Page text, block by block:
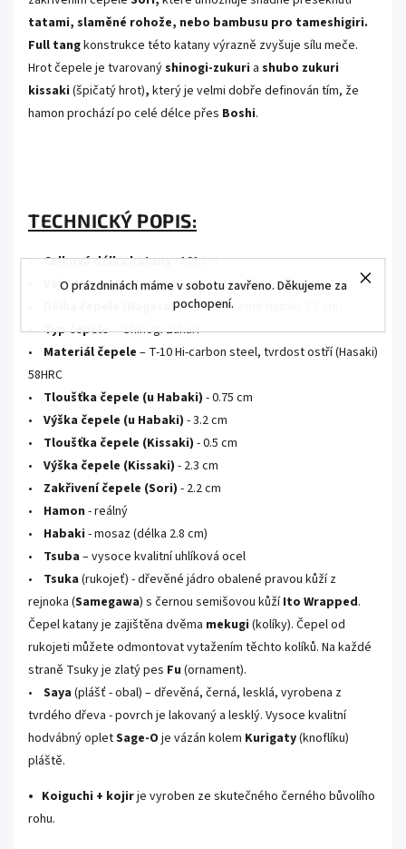
O prázdninách máme v sobotu zavřeno. Děkujeme za
pochopení.
tatami, slaměné rohože, nebo bambusu pro tameshigiri.
Full tangkonstrukce této katany výrazně zvyšuje sílu meče.
Hrot čepele je tvarovanýshinogi-zukuri a shubo zukuri
kissaki (špičatý hrot), který je velmi dobře definován tím, že
hamon prochází po celé délce přes Boshi.
TECHNICKÝ POPIS:
•Celková délka katany- 101 cm
Váha katany- 1390 g
Délka čepele (Nagasa)– 74 cm (včetně Habaki 2.8 cm)
•Typ čepele– Shinogi Zukuri
•
Materiál čepele – T-10 Hi-carbon steel, tvrdost ostří (Hasaki)
58HRC
•
Tloušťka čepele (u Habaki) - 0.75 cm
•
Výška čepele (u Habaki) - 3.2 cm
• Tloušťka čepele (Kissaki) - 0.5 cm
• Výška čepele (Kissaki) - 2.3 cm
• Zakřivení čepele (Sori) - 2.2 cm
•
Hamon - reálný
• Habaki - mosaz (délka 2.8 cm)
• Tsuba – vysoce kvalitní uhlíková ocel
• Tsuka (rukojeť) - dřevěné jádro obalené pravou kůží z
rejnoka (Samegawa) s černou semišovou kůžíIto Wrapped.
Čepel katany je zajištěna dvěma mekugi (kolíky). Čepel od
rukojeti můžete odmontovat vytažením těchto kolíků. Na každé
straně Tsuky je zlatý pes Fu (ornament).
•
Saya (plášť - obal) – dřevěná, černá, lesklá, vyrobena z
tvrdého dřeva - povrch je lakovaný a lesklý. Vysoce kvalitní
hodvábný opletSage-O je vázán kolem Kurigaty(knoflíku)
pláště.
• Koiguchi + kojirje vyroben ze skutečného černého bůvolího
rohu.